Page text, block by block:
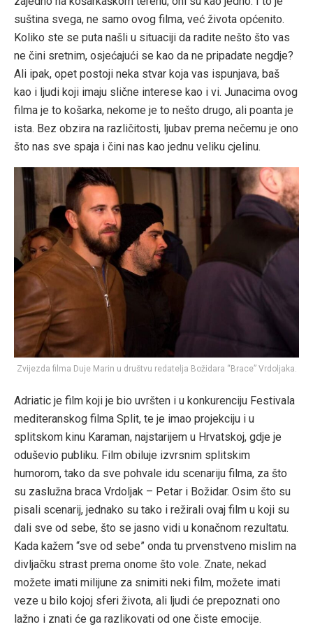
suština svega, ne samo ovog filma, već života općenito.
Koliko ste se puta našli u situaciji da radite nešto što vas
ne čini sretnim, osjećajući se kao da ne pripadate negdje?
Ali ipak, opet postoji neka stvar koja vas ispunjava, baš
kao i ljudi koji imaju slične interese kao i vi. Junacima ovog
filma je to košarka, nekome je to nešto drugo, ali poanta je
ista. Bez obzira na različitosti, ljubav prema nečemu je ono
što nas sve spaja i čini nas kao jednu veliku cjelinu.
Zvijezda filma Duje Marin u društvu redatelja Božidara “Brace” Vrdoljaka.
Adriatic je film koji je bio uvršten i u konkurenciju Festivala
mediteranskog filma Split, te je imao projekciju i u
splitskom kinu Karaman, najstarijem u Hrvatskoj, gdje je
oduševio publiku. Film obiluje izvrsnim splitskim
humorom, tako da sve pohvale idu scenariju filma, za što
su zaslužna braca Vrdoljak – Petar i Božidar. Osim što su
pisali scenarij, jednako su tako i režirali ovaj film u koji su
dali sve od sebe, što se jasno vidi u konačnom rezultatu.
Kada kažem “sve od sebe” onda tu prvenstveno mislim na
divljačku strast prema onome što vole. Znate, nekad
možete imati milijune za snimiti neki film, možete imati
veze u bilo kojoj sferi života, ali ljudi će prepoznati ono
lažno i znati će ga razlikovati od one čiste emocije.